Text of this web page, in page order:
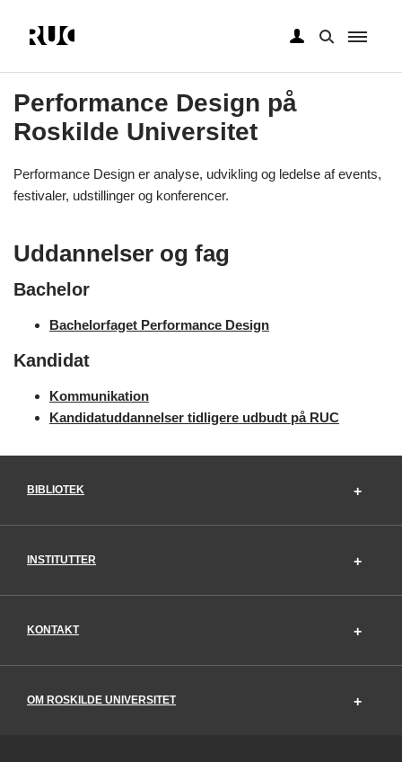
hovedindhold
Performance Design på
Roskilde Universitet
Performance Design er analyse, udvikling og ledelse af events,
festivaler, udstillinger og konferencer.
Uddannelser og fag
Bachelor
Bachelorfaget Performance Design
Kandidat
Kommunikation
Kandidatuddannelser tidligere udbudt på RUC
BIBLIOTEK
INSTITUTTER
KONTAKT
OM ROSKILDE UNIVERSITET